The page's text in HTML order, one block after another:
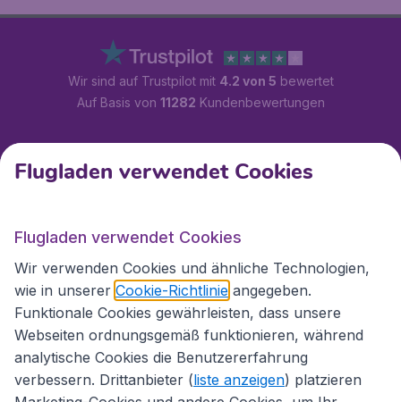
Wir sind auf Trustpilot mit 4.2 von 5 bewertet
Auf Basis von 11282 Kundenbewertungen
Kundenservice
Flugladen.at
Internationale Webseiten
Flugladen verwendet Cookies
Flugladen verwendet Cookies
Wir verwenden Cookies und ähnliche Technologien,
wie in unserer Cookie-Richtlinie angegeben.
Funktionale Cookies gewährleisten, dass unsere
Webseiten ordnungsgemäß funktionieren, während
analytische Cookies die Benutzererfahrung
verbessern. Drittanbieter (liste anzeigen) platzieren